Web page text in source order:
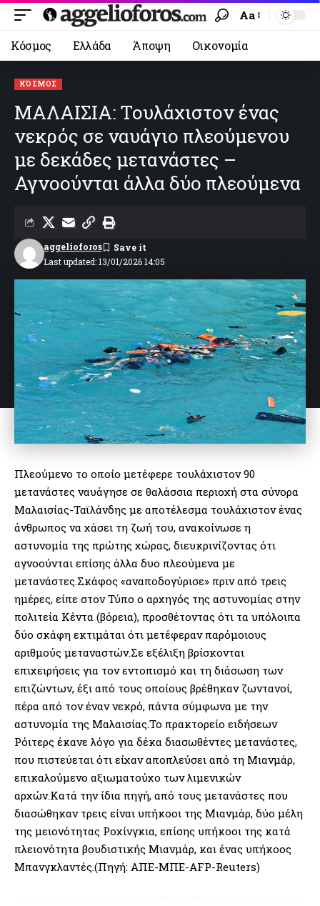
Aa
Κόσμος Ελλάδα Άποψη Οικονομία
ΚΌΣΜΟΣ
ΜΑΛΑΙΣΙΑ: Τουλάχιστον ένας
νεκρός σε ναυάγιο πλεούμενου
με δεκάδες μετανάστες –
Αγνοούνται άλλα δύο πλεούμενα
Last updated: 13/01/2026 14:05
aggelioforos
Πλεούμενο το οποίο μετέφερε τουλάχιστον 90
μετανάστες ναυάγησε σε θαλάσσια περιοχή στα σύνορα
Μαλαισίας-Ταϊλάνδης με αποτέλεσμα τουλάχιστον ένας
άνθρωπος να χάσει τη ζωή του, ανακοίνωσε η
αστυνομία της πρώτης χώρας, διευκρινίζοντας ότι
αγνοούνται επίσης άλλα δυο πλεούμενα με
μετανάστες.Σκάφος «αναποδογύρισε» πριν από τρεις
ημέρες, είπε στον Τύπο ο αρχηγός της αστυνομίας στην
πολιτεία Κέντα (βόρεια), προσθέτοντας ότι τα υπόλοιπα
δύο σκάφη εκτιμάται ότι μετέφεραν παρόμοιους
αριθμούς μεταναστών.Σε εξέλιξη βρίσκονται
επιχειρήσεις για τον εντοπισμό και τη διάσωση των
επιζώντων, έξι από τους οποίους βρέθηκαν ζωντανοί,
πέρα από τον έναν νεκρό, πάντα σύμφωνα με την
αστυνομία της Μαλαισίας.Το πρακτορείο ειδήσεων
Ρόιτερς έκανε λόγο για δέκα διασωθέντες μετανάστες,
που πιστεύεται ότι είχαν αποπλεύσει από τη Μιανμάρ,
επικαλούμενο αξιωματούχο των λιμενικών
αρχών.Κατά την ίδια πηγή, από τους μετανάστες που
διασώθηκαν τρεις είναι υπήκοοι της Μιανμάρ, δύο μέλη
της μειονότητας Ροχίνγκια, επίσης υπήκοοι της κατά
πλειονότητα βουδιστικής Μιανμάρ, και ένας υπήκοος
Μπανγκλαντές.(Πηγή: ΑΠΕ-ΜΠΕ-AFP-Reuters)